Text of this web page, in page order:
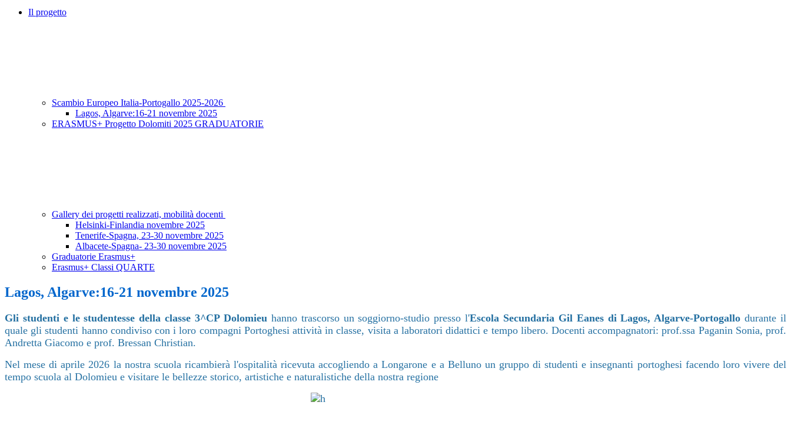
Il progetto
Scambio Europeo Italia-Portogallo 2025-2026
Lagos, Algarve:16-21 novembre 2025
ERASMUS+ Progetto Dolomiti 2025 GRADUATORIE
Gallery dei progetti realizzati, mobilità docenti
Helsinki-Finlandia novembre 2025
Tenerife-Spagna, 23-30 novembre 2025
Albacete-Spagna- 23-30 novembre 2025
Graduatorie Erasmus+
Erasmus+ Classi QUARTE
Lagos, Algarve:16-21 novembre 2025
Gli studenti e le studentesse della classe 3^CP Dolomieuhanno trascorso un soggiorno-studio presso l'Escola Secundaria Gil Eanes di Lagos, Algarve-Portogallodurante il
quale gli studenti hanno condiviso con i loro compagni Portoghesi attività in classe, visita a laboratori didattici e tempo libero. Docenti accompagnatori: prof.ssa Paganin Sonia, prof.
Andretta Giacomo e prof. Bressan Christian.
Nel mese di aprile 2026 la nostra scuola ricambierà l'ospitalità ricevuta accogliendo a Longarone e a Belluno un gruppo di studenti e insegnanti portoghesi facendo loro vivere del
tempo scuola al Dolomieu e visitare le bellezze storico, artistiche e naturalistiche della nostra regione